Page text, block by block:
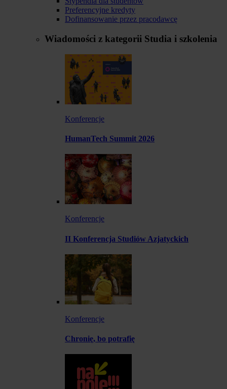
Preferencyjne kredyty
Dofinansowanie przez pracodawcę
Wiadomości z kategorii Studia i szkolenia
Konferencje
HumanTech Summit 2026
Konferencje
II Konferencja Studiów Azjatyckich
Konferencje
Chronię, bo potrafię